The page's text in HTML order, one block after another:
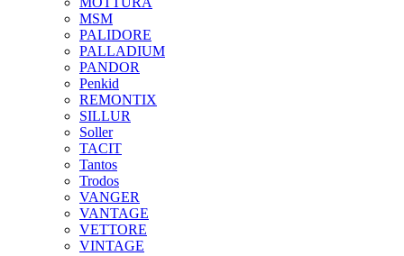
MSM
PALIDORE
PALLADIUM
PANDOR
Penkid
REMONTIX
SILLUR
Soller
TACIT
Tantos
Trodos
VANGER
VANTAGE
VETTORE
VINTAGE